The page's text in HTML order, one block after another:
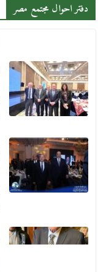
دفتر احوال مجتمع مصر